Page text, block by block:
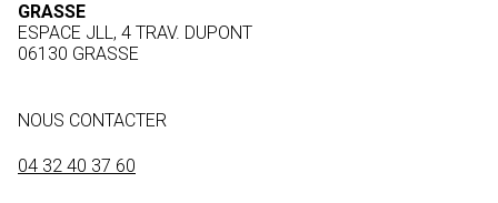
GRASSE
ESPACE JLL, 4 TRAV. DUPONT
06130 GRASSE
NOUS CONTACTER
04 32 40 37 60